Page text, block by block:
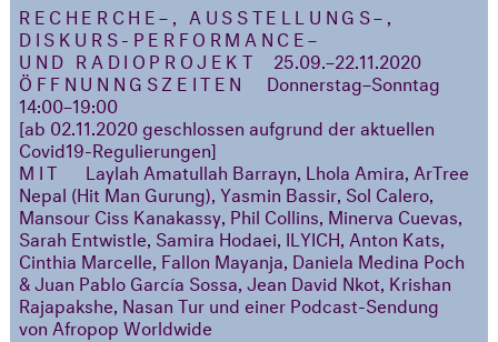
RECHERCHE–, AUSSTELLUNGS–,
DISKURS-PERFORMANCE–
UND RADIO PROJEKT
25.09.–22.11.2020
ÖFFNUNNGSZEITEN
Donnerstag–Sonntag
14:00–19:00
[ab 02.11.2020 geschlossen aufgrund der aktuellen
Covid19-Regulierungen]
MIT
Laylah Amatullah Barrayn, Lhola Amira, ArTree
Nepal (Hit Man Gurung), Yasmin Bassir, Sol Calero,
Mansour Ciss Kanakassy, Phil Collins, Minerva Cuevas,
Sarah Entwistle, Samira Hodaei, ILYICH, Anton Kats,
Cinthia Marcelle, Fallon Mayanja, Daniela Medina Poch
& Juan Pablo García Sossa, Jean David Nkot, Krishan
Rajapakshe, Nasan Tur und einer Podcast-Sendung
von Afropop Worldwide